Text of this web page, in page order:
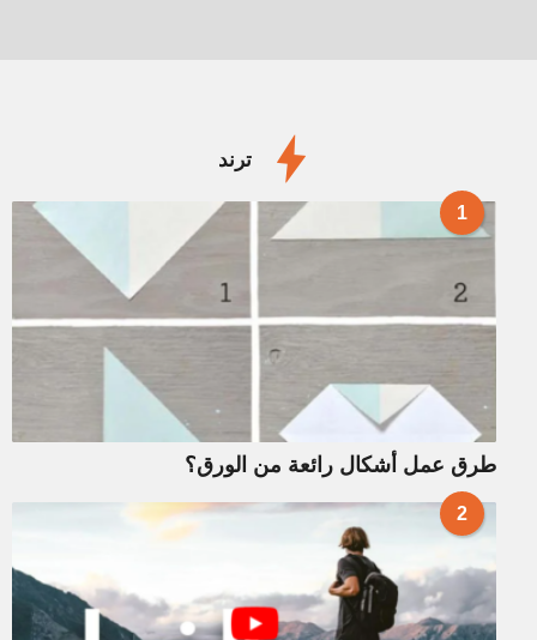
ترند
1
طرق عمل أشكال رائعة من الورق؟
2